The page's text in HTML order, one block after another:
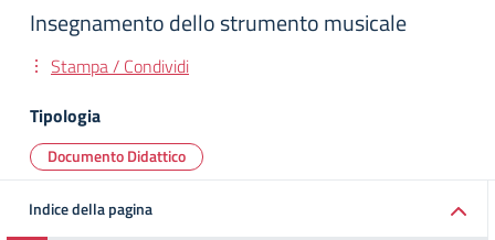
Insegnamento dello strumento musicale
Stampa / Condividi
Tipologia
Documento Didattico
Indice della pagina